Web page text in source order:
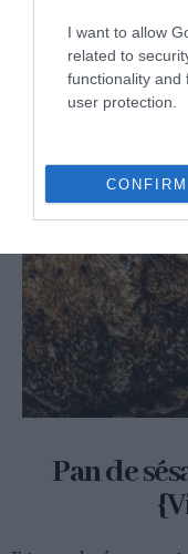
I want to allow
related to
functionality and
user protection.
CONFIRM
Pan de